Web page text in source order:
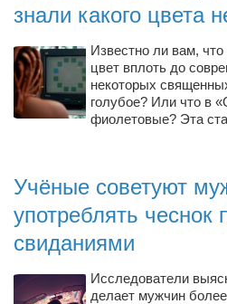
Оптика —
Тенториум -центр
«ЧАЙ — КАВА»
«Книголюб» —
знали какого цвета
Известно ли вам,
цвет вплоть до
некоторых
голубое? Или что в
фиолетовые? Эта
Учёные советуют
употреблять чеснок
свиданиями
Исследователи
делает мужчин